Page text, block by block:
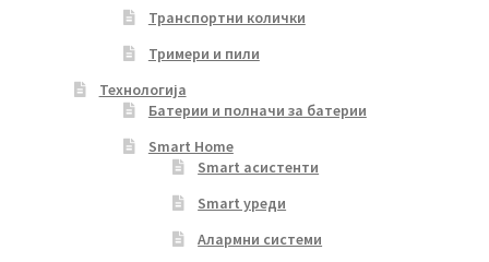
Транспортни колички
Тримери и пили
Технологија
Батерии и полначи за батерии
Smart Home
Smart асистенти
Smart уреди
Алармни системи